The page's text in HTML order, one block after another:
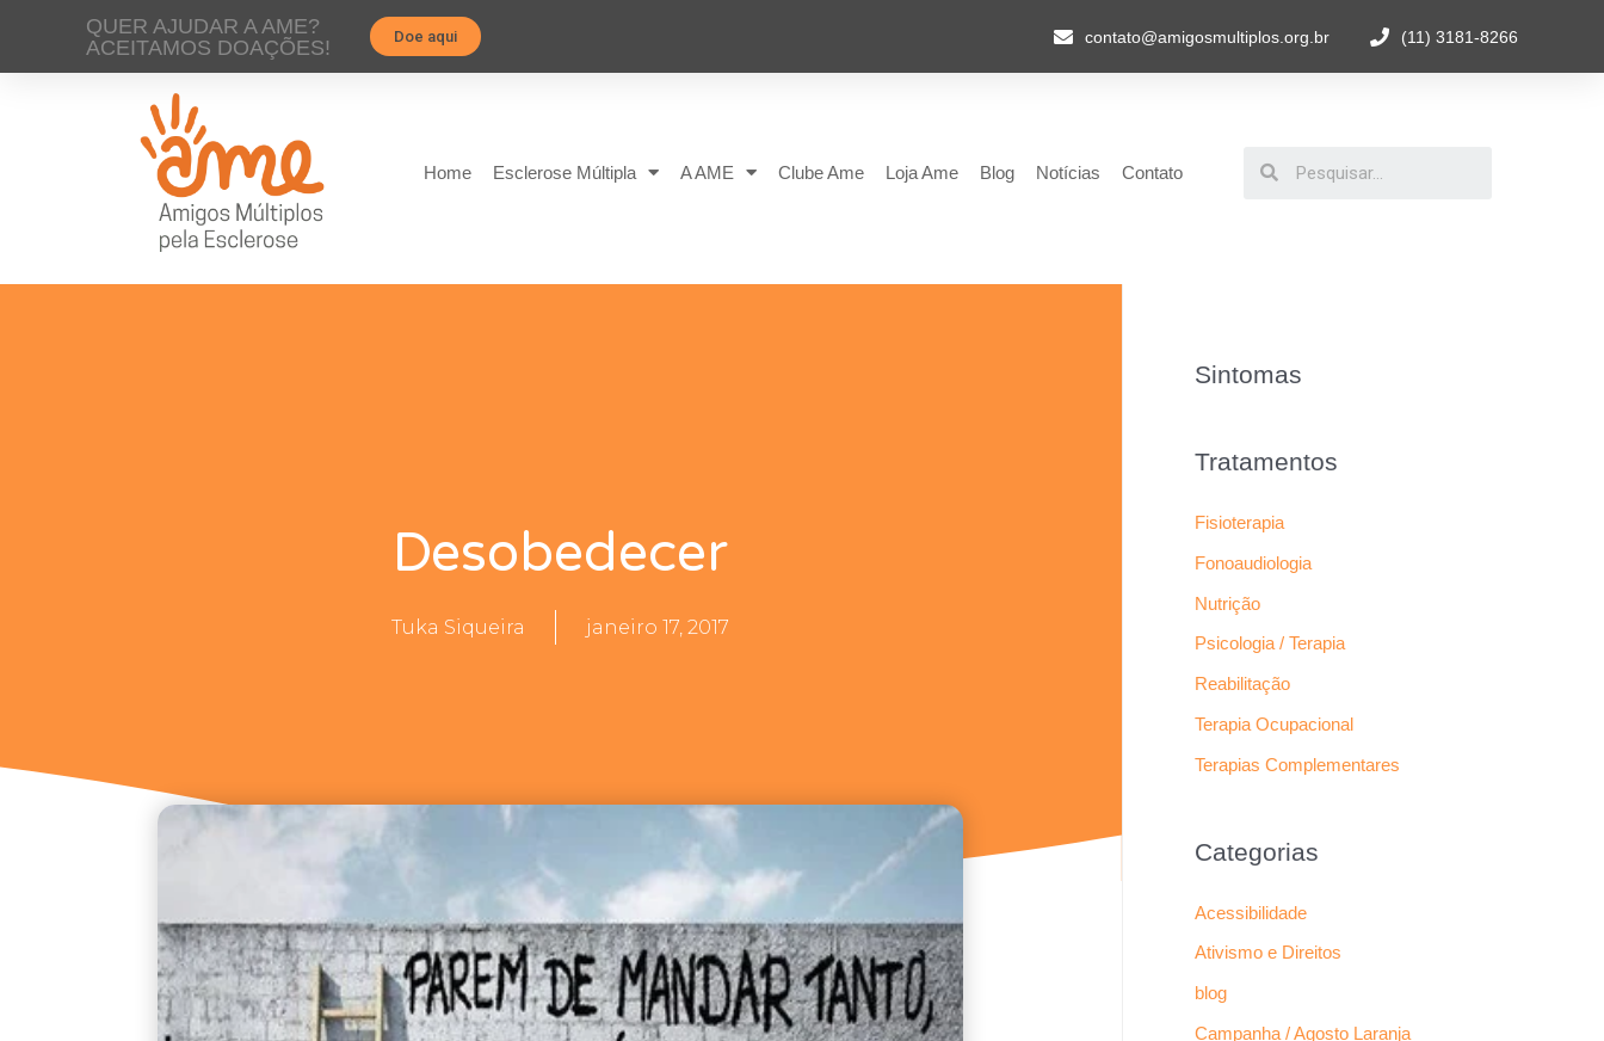
QUER AJUDAR A AME?
ACEITAMOS DOAÇÕES!
Doe aqui contato@amigosmultiplos.org.br (11) 3181-8266
Home Esclerose Múltipla A AME Clube Ame Loja Ame Blog Notícias Contato
Desobedecer
Tuka Siqueira janeiro 17, 2017
Sintomas
Tratamentos
Fisioterapia
Fonoaudiologia
Nutrição
Psicologia / Terapia
Reabilitação
Terapia Ocupacional
Terapias Complementares
Categorias
Acessibilidade
Ativismo e Direitos
blog
Campanha / Agosto Laranja